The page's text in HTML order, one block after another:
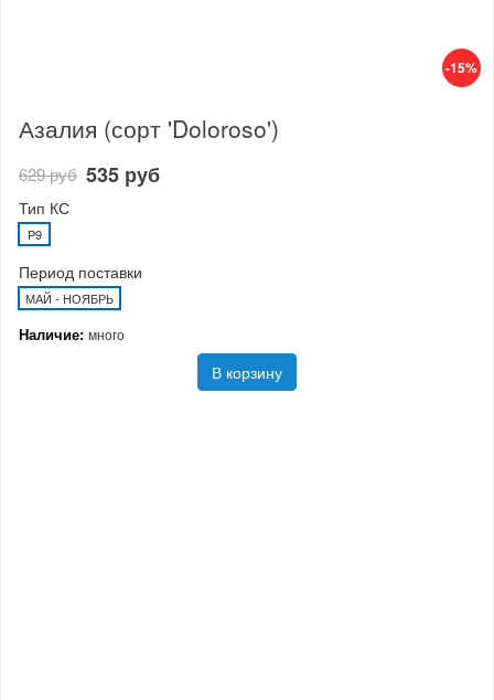
-15%
Азалия (сорт 'Doloroso')
629 руб 535 руб
Тип КС
P9
Период поставки
МАЙ - НОЯБРЬ
Наличие: много
В корзину